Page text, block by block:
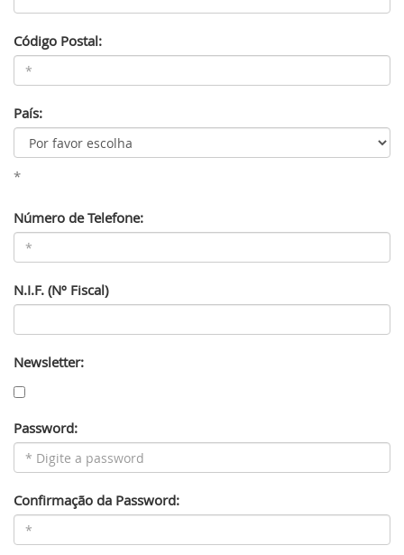
Código Postal:
País:
*
Número de Telefone:
N.I.F. (Nº Fiscal)
Newsletter:
Password:
Confirmação da Password: